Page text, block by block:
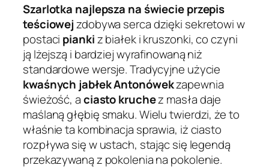
Szarlotka najlepsza na świecie przepis
teściowejzdobywa serca dzięki sekretowi w
postaci piankiz białek i kruszonki, co czyni
ją lżejszą i bardziej wyrafinowaną niż
standardowe wersje. Tradycyjne użycie
kwaśnych jabłek Antonówekzapewnia
świeżość, aciasto kruchez masła daje
maślaną głębię smaku. Wielu twierdzi, że to
właśnie ta kombinacja sprawia, iż ciasto
rozpływa się w ustach, stając się legendą
przekazywaną z pokolenia na pokolenie.